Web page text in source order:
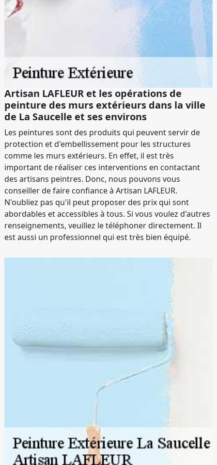
Artisan LAFLEUR et les opérations de
peinture des murs extérieurs dans la ville
de La Saucelle et ses environs
Les peintures sont des produits qui peuvent servir de
protection et d'embellissement pour les structures
comme les murs extérieurs. En effet, il est très
important de réaliser ces interventions en contactant
des artisans peintres. Donc, nous pouvons vous
conseiller de faire confiance à Artisan LAFLEUR.
N'oubliez pas qu'il peut proposer des prix qui sont
abordables et accessibles à tous. Si vous voulez d'autres
renseignements, veuillez le téléphoner directement. Il
est aussi un professionnel qui est très bien équipé.